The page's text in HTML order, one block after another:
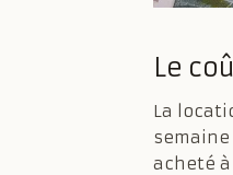
Le
La
acheté